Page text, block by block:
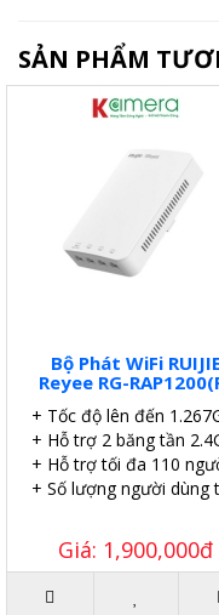
SẢN PHẨM
Bộ Phát WiFi RUIJIE
Reyee RG-
+ Tốc độ lên đến
+ Hỗ trợ 2 băng tần
+ Hỗ trợ tối đa 110
+ Số lượng người dùng
Giá: 1,900,000đ